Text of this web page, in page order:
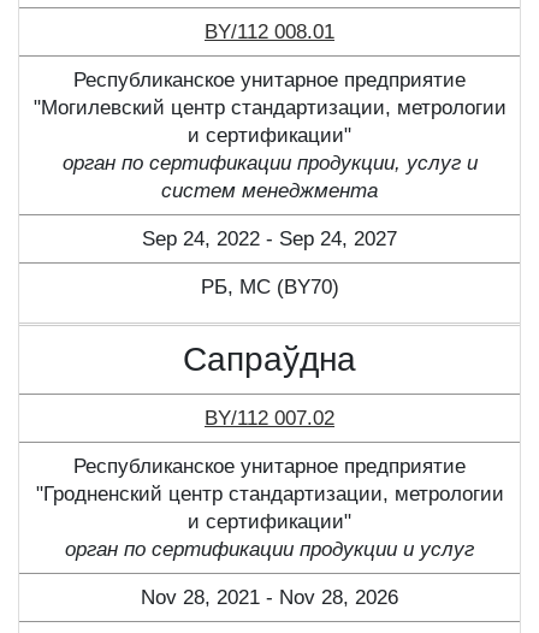
BY/112 008.01
Республиканское унитарное предприятие
"Могилевский центр стандартизации, метрологии
и сертификации"
орган по сертификации продукции, услуг и
систем менеджмента
Sep 24, 2022 - Sep 24, 2027
РБ, МС (BY70)
Сапраўдна
BY/112 007.02
Республиканское унитарное предприятие
"Гродненский центр стандартизации, метрологии
и сертификации"
орган по сертификации продукции и услуг
Nov 28, 2021 - Nov 28, 2026